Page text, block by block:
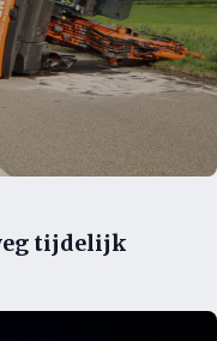
tijdelijk